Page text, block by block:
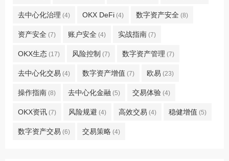
去中心化治理 (4) OKX DeFi (4) 数字资产安全 (8)
资产安全 (7) 账户安全 (4) 实战指南 (7)
OKX生态 (17) 风险控制 (7) 数字资产管理 (7)
去中心化交易 (4) 数字资产增值 (7) 欧易 (23)
操作指南 (8) 去中心化金融 (5) 交易体验 (4)
OKX资讯 (7) 风险规避 (4) 高效交易 (4) 稳健增值 (5)
数字资产交易 (6) 交易策略 (4)